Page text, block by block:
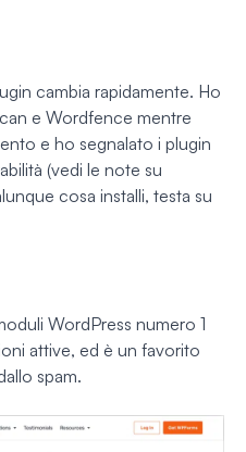
cambia rapidamente. Ho
e Wordfence mentre
e ho segnalato i plugin
(vedi le note su
cosa installi, testa su
WordPress numero 1
attive, ed è un favorito
spam.